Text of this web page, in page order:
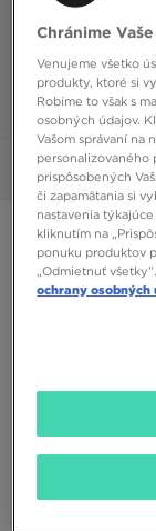
NIKE BLAZER
52,00 €
EU
Chránime
Venujeme všetko
produkty, ktoré si
Robíme to však s
osobných údajov.
Vašom správaní na
personalizovaného
prispôsobených
či zapamätania si
nastavenia
kliknutím na
ponuku produktov
„Odmietnuť
ochrany osobných